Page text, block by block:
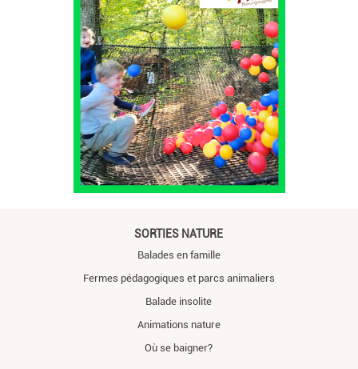
SORTIES NATURE
Balades en famille
Fermes pédagogiques et parcs animaliers
Balade insolite
Animations nature
Où se baigner?